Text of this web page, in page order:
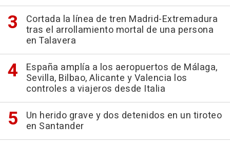
Cortada la línea de tren Madrid-Extremadura
tras el arrollamiento mortal de una persona
en Talavera
España amplía a los aeropuertos de Málaga,
Sevilla, Bilbao, Alicante y Valencia los
controles a viajeros desde Italia
Un herido grave y dos detenidos en un tiroteo
en Santander